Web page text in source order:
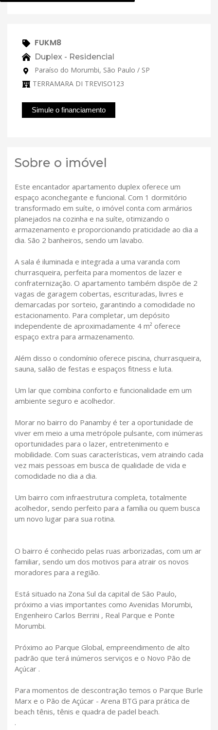
FUKM8
Duplex - Residencial
Paraíso do Morumbi, São Paulo / SP
TERRAMARA DI TREVISO123
Simule o financiamento
Sobre o imóvel
Este encantador apartamento duplex oferece um
espaço aconchegante e funcional. Com 1 dormitório
transformado em suíte, o imóvel conta com armários
planejados na cozinha e na suíte, otimizando o
armazenamento e proporcionando praticidade ao dia a
dia. São 2 banheiros, sendo um lavabo.
A sala é iluminada e integrada a uma varanda com
churrasqueira, perfeita para momentos de lazer e
confraternização. O apartamento também dispõe de 2
vagas de garagem cobertas, escrituradas, livres e
demarcadas por sorteio, garantindo a comodidade no
estacionamento. Para completar, um depósito
independente de aproximadamente 4 m² oferece
espaço extra para armazenamento.
Além disso o condomínio oferece piscina, churrasqueira,
sauna, salão de festas e espaços fitness e luta.
Um lar que combina conforto e funcionalidade em um
ambiente seguro e acolhedor.
Morar no bairro do Panamby é ter a oportunidade de
viver em meio a uma metrópole pulsante, com inúmeras
oportunidades para o lazer, entretenimento e
mobilidade. Com suas características, vem atraindo cada
vez mais pessoas em busca de qualidade de vida e
comodidade no dia a dia.
Um bairro com infraestrutura completa, totalmente
acolhedor, sendo perfeito para a família ou quem busca
um novo lugar para sua rotina.
O bairro é conhecido pelas ruas arborizadas, com um ar
familiar, sendo um dos motivos para atrair os novos
moradores para a região.
Está situado na Zona Sul da capital de São Paulo,
próximo a vias importantes como Avenidas Morumbi,
Engenheiro Carlos Berrini , Real Parque e Ponte
Morumbi.
Próximo ao Parque Global, empreendimento de alto
padrão que terá inúmeros serviços e o Novo Pão de
Açúcar .
Para momentos de descontração temos o Parque Burle
Marx e o Pão de Açúcar - Arena BTG para prática de
beach tênis, tênis e quadra de padel beach.
.